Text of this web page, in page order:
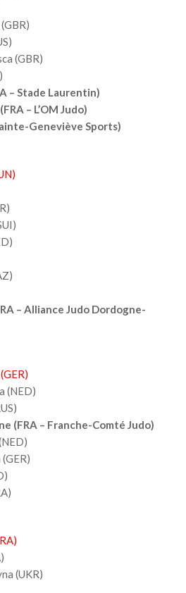
(GBR)
– Stade Laurentin)
– L’OM Judo)
Geneviève Sports)
– Alliance Judo Dordogne-
(NED)
(FRA – Franche-Comté Judo)
(UKR)